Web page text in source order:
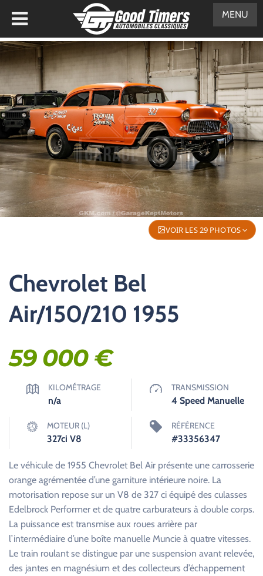
VOIR LES 29 PHOTOS
Chevrolet Bel
Air/150/210 1955
59 000€
KILOMÉTRAGE
n/a
TRANSMISSION
4 Speed Manuelle
MOTEUR (L)
327ci V8
RÉFÉRENCE
#33356347
Le véhicule de 1955 Chevrolet Bel Air présente une carrosserie
orange agrémentée d’une garniture intérieure noire. La
motorisation repose sur un V8 de 327 ci équipé des culasses
Edelbrock Performer et de quatre carburateurs à double corps.
La puissance est transmise aux roues arrière par
l’intermédiaire d’une boîte manuelle Muncie à quatre vitesses.
Le train roulant se distingue par une suspension avant relevée,
des jantes en magnésium et des collecteurs d’échappement
MENU